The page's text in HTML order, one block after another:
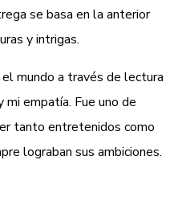
se basa en la anterior
y intrigas.
mundo a través de lectura
empatía. Fue uno de
tanto entretenidos como
lograban sus ambiciones.